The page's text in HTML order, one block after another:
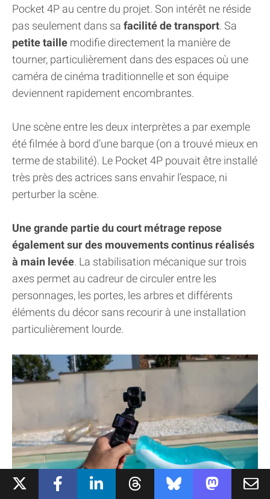
Pocket 4P au centre du projet. Son intérêt ne réside
pas seulement dans sa facilité de transport. Sa
petite taille modifie directement la manière de
tourner, particulièrement dans des espaces où une
caméra de cinéma traditionnelle et son équipe
deviennent rapidement encombrantes.
Une scène entre les deux interprètes a par exemple
été filmée à bord d’une barque (on a trouvé mieux en
terme de stabilité). Le Pocket 4P pouvait être installé
très près des actrices sans envahir l’espace, ni
perturber la scène.
Une grande partie du court métrage repose
également sur des mouvements continus réalisés
à main levée. La stabilisation mécanique sur trois
axes permet au cadreur de circuler entre les
personnages, les portes, les arbres et différents
éléments du décor sans recourir à une installation
particulièrement lourde.